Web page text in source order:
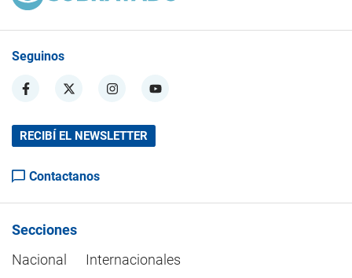
Seguinos
RECIBÍ EL NEWSLETTER
Contactanos
Secciones
Nacional
Internacionales